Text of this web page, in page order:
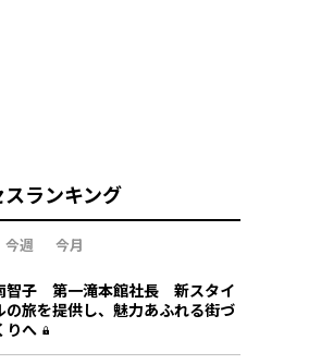
スランキング
今週 今月
智子 第一滝本館社長 新スタイ
の旅を提供し、魅力あふれる街づ
りへ